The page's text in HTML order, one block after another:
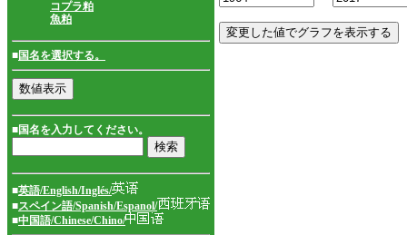
コプラ粕
魚粕
■国名を選択する。
■国名を入力してください。
■英語/English/Inglés/
■スペイン語/Spanish/Espanol/
■中国語/Chinese/Chino/